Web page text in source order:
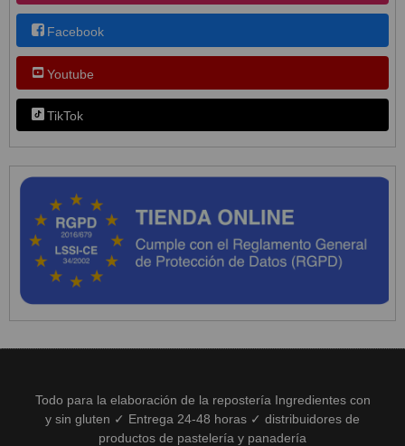
Facebook
Youtube
TikTok
Todo para la elaboración de la repostería Ingredientes con
y sin gluten ✓ Entrega 24-48 horas ✓ distribuidores de
productos de pastelería y panadería